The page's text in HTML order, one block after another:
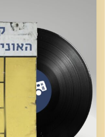
Elior Buchnik